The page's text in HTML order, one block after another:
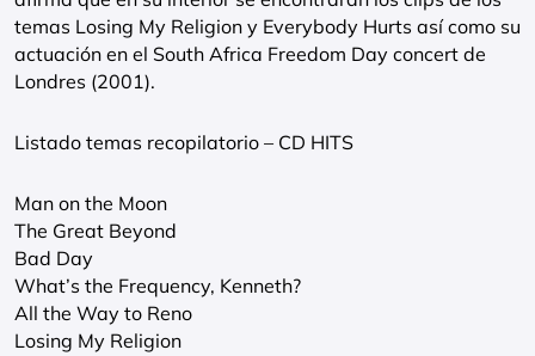
temas Losing My Religion y Everybody Hurts así como su
actuación en el South Africa Freedom Day concert de
Londres (2001).
Listado temas recopilatorio – CD HITS
Man on the Moon
The Great Beyond
Bad Day
What’s the Frequency, Kenneth?
All the Way to Reno
Losing My Religion